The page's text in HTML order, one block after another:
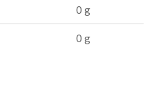
0 g
0 g